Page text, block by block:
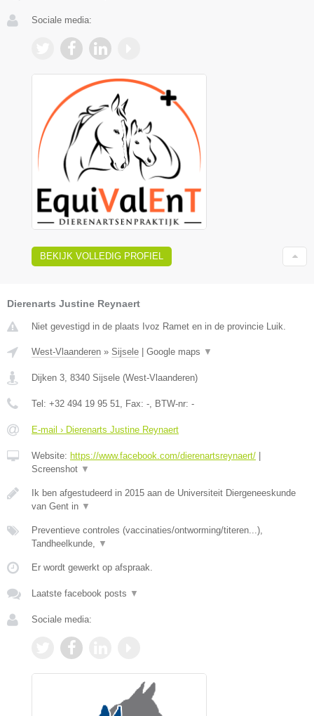
Sociale media:
BEKIJK VOLLEDIG PROFIEL
Dierenarts Justine Reynaert
Niet gevestigd in de plaats Ivoz Ramet en in de provincie Luik.
West-Vlaanderen » Sijsele Google maps ▼
Dijken 3, 8340 Sijsele (West-Vlaanderen)
Tel: +32 494 19 95 51, Fax: -, BTW-nr: -
E-mail › Dierenarts Justine Reynaert
Website: https://www.facebook.com/dierenartsreynaert/
Screenshot ▼
Ik ben afgestudeerd in 2015 aan de Universiteit Diergeneeskunde
van Gent in ▼
Preventieve controles (vaccinaties/ontworming/titeren...),
Tandheelkunde, ▼
Er wordt gewerkt op afspraak.
Laatste facebook posts ▼
Sociale media: